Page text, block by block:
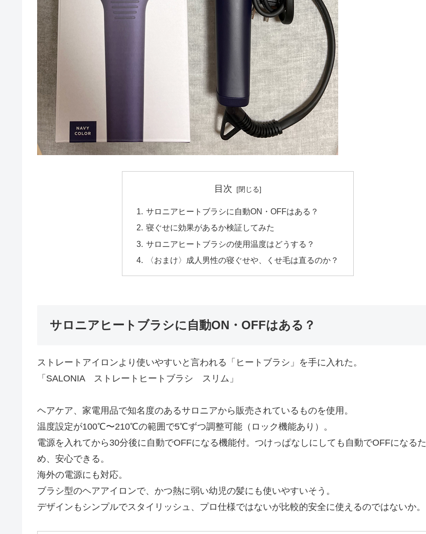
目次
サロニアヒートブラシに自動ON・OFFはある？
寝ぐせに効果があるか検証してみた
サロニアヒートブラシの使用温度はどうする？
〈おまけ〉成人男性の寝ぐせや、くせ毛は直るのか？
サロニアヒートブラシに自動ON・OFFはある？
ストレートアイロンより使いやすいと言われる「ヒートブラシ」を手に入れた。
「SALONIA ストレートヒートブラシ スリム」
ヘアケア、家電用品で知名度のあるサロニアから販売されているものを使用。
温度設定が100℃〜210℃の範囲で5℃ずつ調整可能（ロック機能あり）。
電源を入れてから30分後に自動でOFFになる機能付。つけっぱなしにしても自動でOFFになるた
め、安心できる。
海外の電源にも対応。
ブラシ型のヘアアイロンで、かつ熱に弱い幼児の髪にも使いやすいそう。
デザインもシンプルでスタイリッシュ、プロ仕様ではないが比較的安全に使えるのではないか。